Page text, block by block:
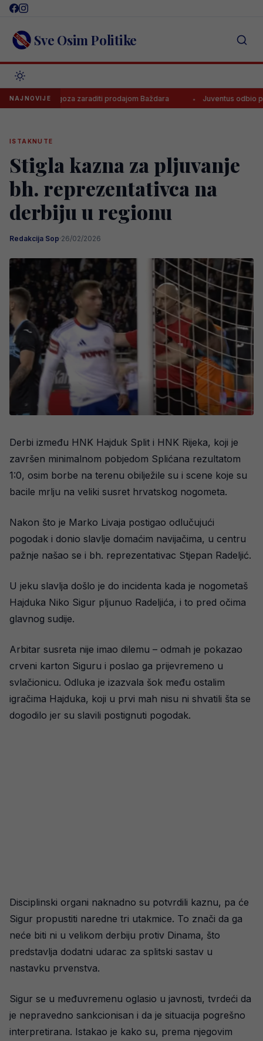
Skip
content Sve Osim Politike
NAJNOVIJE
će Zaragoza zaraditi prodajom Baždara Juventus odbio
ISTAKNUTE
Stigla kazna za pljuvanje
bh. reprezentativca na
derbiju u regionu
Redakcija Sop·26/02/2026
Derbi između HNK Hajduk Split i HNK Rijeka, koji je
završen minimalnom pobjedom Splićana rezultatom
1:0, osim borbe na terenu obilježile su i scene koje su
bacile mrlju na veliki susret hrvatskog nogometa.
Nakon što je Marko Livaja postigao odlučujući
pogodak i donio slavlje domaćim navijačima, u centru
pažnje našao se i bh. reprezentativac Stjepan Radeljić.
U jeku slavlja došlo je do incidenta kada je nogometaš
Hajduka Niko Sigur pljunuo Radeljića, i to pred očima
glavnog sudije.
Arbitar susreta nije imao dilemu – odmah je pokazao
crveni karton Siguru i poslao ga prijevremeno u
svlačionicu. Odluka je izazvala šok među ostalim
igračima Hajduka, koji u prvi mah nisu ni shvatili šta se
dogodilo jer su slavili postignuti pogodak.
Disciplinski organi naknadno su potvrdili kaznu, pa će
Sigur propustiti naredne tri utakmice. To znači da ga
neće biti ni u velikom derbiju protiv Dinama, što
predstavlja dodatni udarac za splitski sastav u
nastavku prvenstva.
Sigur se u međuvremenu oglasio u javnosti, tvrdeći da
je nepravedno sankcionisan i da je situacija pogrešno
interpretirana. Istakao je kako su, prema njegovim